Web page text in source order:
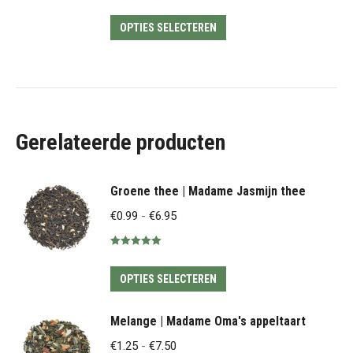
gekozen
op
€8.95
5.00uit 5
OPTIES SELECTEREN
meerdere
gekozen
Gerelateerde producten
Groene thee | Madame Jasmijn thee
€0.99 - €6.95Prijsklasse:
€6.95
5.00uit 5
OPTIES SELECTEREN
heeft
Melange | Madame Oma's appeltaart
€1.25 - €7.50